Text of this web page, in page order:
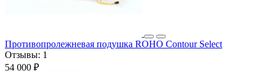
Противопролежневая подушка ROHO Contour Select
Отзывы: 1
54 000 ₽